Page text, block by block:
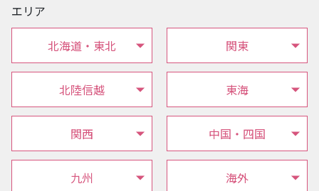
エリア
北海道・東北 関東
北陸信越 東海
関西 中国・四国
九州 海外